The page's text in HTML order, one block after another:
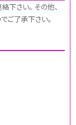
さい。 その他、
ご了承下さい。